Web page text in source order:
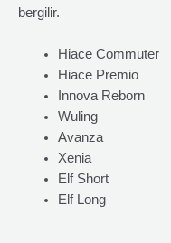
bergilir.
Hiace Commuter
Hiace Premio
Innova Reborn
Wuling
Avanza
Xenia
Elf Short
Elf Long